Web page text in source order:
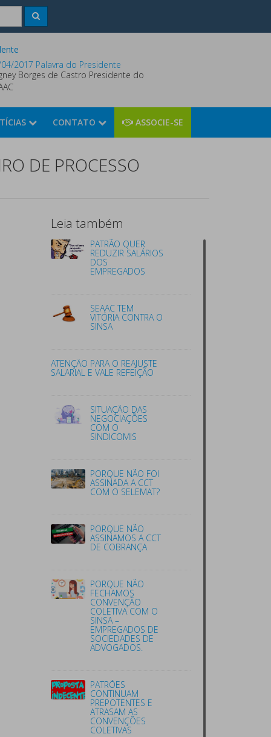
2017 Palavra do Presidente
Borges de Castro Presidente do
CONTATO ASSOCIE-SE
DE PROCESSO
Leia também
PATRÃO QUER
REDUZIR SALÁRIOS
DOS
EMPREGADOS
SEAAC TEM
VITÓRIA CONTRA O
SINSA
ATENÇÃO PARA O REAJUSTE
SALARIAL E VALE REFEIÇÃO
SITUAÇÃO DAS
NEGOCIAÇÕES
COM O
SINDICOMIS
PORQUE NÃO FOI
ASSINADA A CCT
COM O SELEMAT?
PORQUE NÃO
ASSINAMOS A CCT
DE COBRANÇA
PORQUE NÃO
FECHAMOS
CONVENÇÃO
COLETIVA COM O
SINSA –
EMPREGADOS DE
SOCIEDADES DE
ADVOGADOS.
PATRÕES
CONTINUAM
PREPOTENTES E
ATRASAM AS
CONVENÇÕES
COLETIVAS